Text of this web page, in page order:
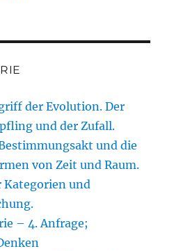
der Evolution. Der
und der Zufall.
und die
von Zeit und Raum.
Kategorien und
– 4. Anfrage;